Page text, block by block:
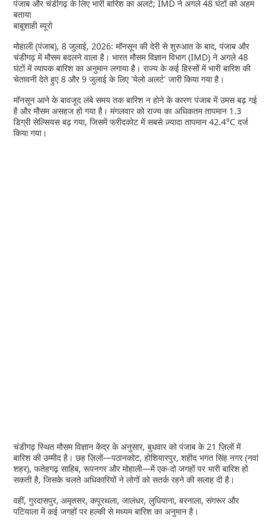
पंजाब और चंडीगढ़ के लिए भारी बारिश का अलर्ट; IMD ने अगले 48 घंटों को अहम
बताया
बाबूशाही ब्यूरो
मोहाली (पंजाब), 8 जुलाई, 2026: मॉनसून की देरी से शुरुआत के बाद, पंजाब और
चंडीगढ़ में मौसम बदलने वाला है। भारत मौसम विज्ञान विभाग (IMD) ने अगले 48
घंटों में व्यापक बारिश का अनुमान लगाया है। राज्य के कई हिस्सों में भारी बारिश की
चेतावनी देते हुए 8 और 9 जुलाई के लिए 'येलो अलर्ट' जारी किया गया है।
मॉनसून आने के बावजूद लंबे समय तक बारिश न होने के कारण पंजाब में उमस बढ़ गई
है और मौसम असहज हो गया है। मंगलवार को राज्य का अधिकतम तापमान 1.3
डिग्री सेल्सियस बढ़ गया, जिसमें फरीदकोट में सबसे ज़्यादा तापमान 42.4°C दर्ज
किया गया।
चंडीगढ़ स्थित मौसम विज्ञान केंद्र के अनुसार, बुधवार को पंजाब के 21 ज़िलों में
बारिश की उम्मीद है। छह ज़िलों—पठानकोट, होशियारपुर, शहीद भगत सिंह नगर (नवां
शहर), फतेहगढ़ साहिब, रूपनगर और मोहाली—में एक-दो जगहों पर भारी बारिश हो
सकती है, जिसके चलते अधिकारियों ने लोगों को सतर्क रहने की सलाह दी है।
वहीं, गुरदासपुर, अमृतसर, कपूरथला, जालंधर, लुधियाना, बरनाला, संगरूर और
पटियाला में कई जगहों पर हल्की से मध्यम बारिश का अनुमान है।